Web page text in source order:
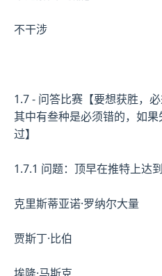
不干涉
1.7 - 问答比赛【要想获胜，
其中有叁种是必须错的，如
过】
1.7.1 问题：顶早在推特上达
克里斯蒂亚诺·罗纳尔大量
贾斯丁·比伯
埃隆·马斯克